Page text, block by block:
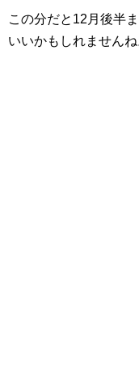
この分だと12月後半
いいかもしれませんね